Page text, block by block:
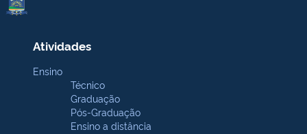
Atividades
Ensino
Técnico
Graduação
Pós-Graduação
Ensino a distância